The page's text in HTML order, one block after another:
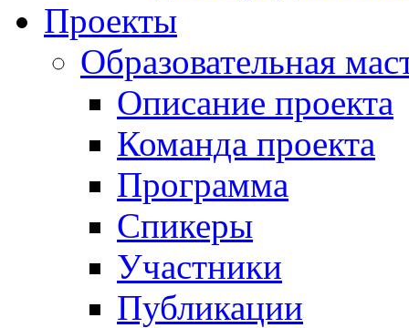
Проекты
Образовательная
Описание проекта
Команда проекта
Программа
Спикеры
Участники
Публикации